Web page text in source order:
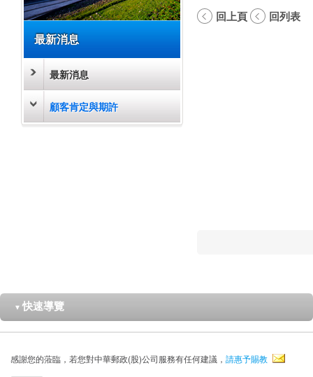
最新消息
最新消息
顧客肯定與期許
回上頁 回列表
▼ 快速導覽
感謝您的蒞臨，若您對中華郵政(股)公司服務有任何建議， 請惠予賜教